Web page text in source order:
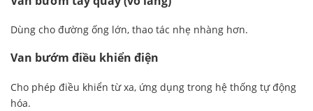
Dùng cho đường ống lớn, thao tác nhẹ nhàng hơn.
Van bướm điều khiển điện
Cho phép điều khiển từ xa, ứng dụng trong hệ thống tự động
hóa.